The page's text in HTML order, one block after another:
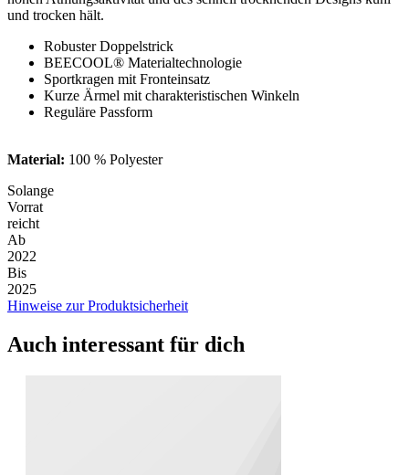
und trocken hält.
Robuster Doppelstrick
BEECOOL® Materialtechnologie
Sportkragen mit Fronteinsatz
Kurze Ärmel mit charakteristischen Winkeln
Reguläre Passform
Material: 100 % Polyester
Solange
Vorrat
reicht
Ab
2022
Bis
2025
Hinweise zur Produktsicherheit
Auch interessant für dich